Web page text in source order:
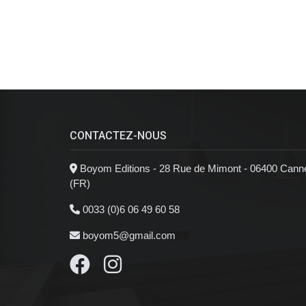
CONTACTEZ-NOUS
Boyom Editions - 28 Rue de Mimont - 06400
(FR)
0033 (0)6 06 49 60 58
boyom5@gmail.com